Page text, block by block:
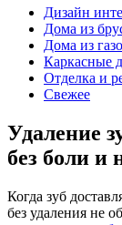
Дизайн
Дома из
Дома из
Каркасные
Отделка и
Свежее
Удаление
без боли
Когда зуб
без удаления не